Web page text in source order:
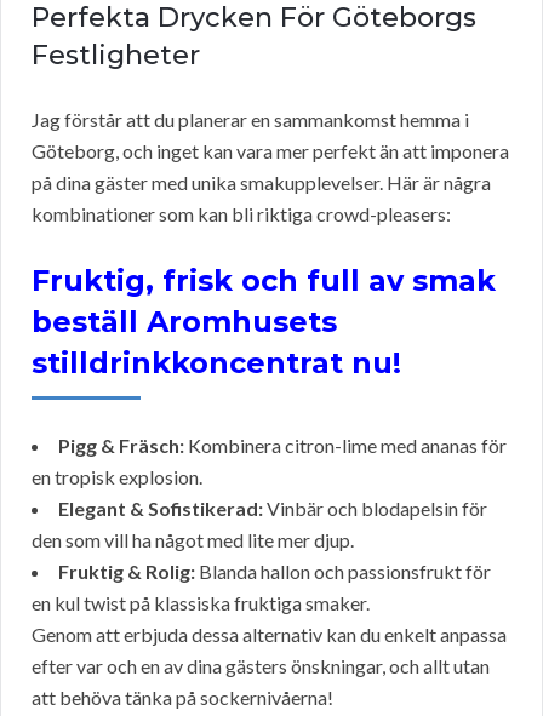
Perfekta Drycken För Göteborgs
Festligheter
Jag förstår att du planerar en sammankomst hemma i
Göteborg, och inget kan vara mer perfekt än att imponera
på dina gäster med unika smakupplevelser. Här är några
kombinationer som kan bli riktiga crowd-pleasers:
Fruktig, frisk och full av smak
beställ Aromhusets
stilldrinkkoncentrat nu!
Pigg & Fräsch: Kombinera citron-lime med ananas för
en tropisk explosion.
Elegant & Sofistikerad:Vinbär och blodapelsin för
den som vill ha något med lite mer djup.
Fruktig & Rolig: Blanda hallon och passionsfrukt för
en kul twist på klassiska fruktiga smaker.
Genom att erbjuda dessa alternativ kan du enkelt anpassa
efter var och en av dina gästers önskningar, och allt utan
att behöva tänka på sockernivåerna!